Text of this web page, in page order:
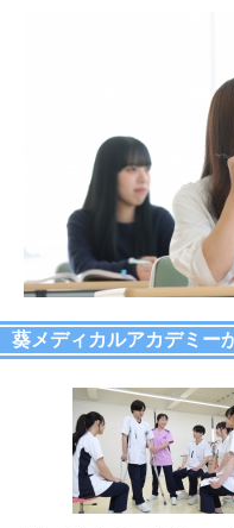
葵メディカルアカデミー